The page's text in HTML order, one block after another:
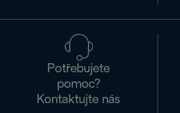
Potřebujete
pomoc?
Kontaktujte nás